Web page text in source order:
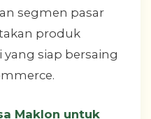
segmen pasar
produk
siap bersaing
Maklon untuk